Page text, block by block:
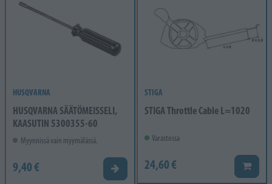
HUSQVARNA
HUSQVARNA SÄÄTÖMEISSELI,
KAASUTIN 5300355-60
Myynnissä vain myymälässä.
9,40 € Valitse vaihtoehto
STIGA
STIGA Throttle Cable L=1020
Varastossa
24,60 € Lisää